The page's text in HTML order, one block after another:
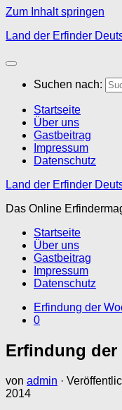
Zum Inhalt springen
Land der Erfinder
Suchen nach:
Startseite
Über uns
Gastbeitrag
Impressum
Datenschutz
Land der Erfinder
Das Online
Startseite
Über uns
Gastbeitrag
Impressum
Datenschutz
Erfindung der
0
Erfindung der
von admin ·
2014